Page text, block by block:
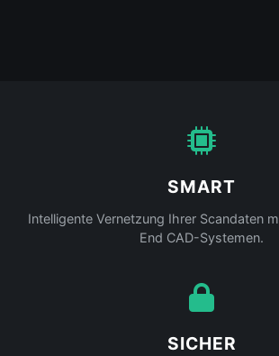
SMART
Intelligente Vernetzung Ihrer Scandaten
End CAD-Systemen.
SICHER